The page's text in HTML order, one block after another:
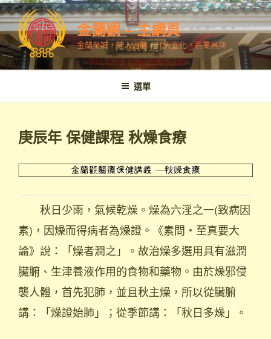
跳
至
內
容
金蘭觀 – 主網頁
金蘭至誠，神人溫馨，代天宣化，百業昌興
選單
庚辰年 保健課程 秋燥食療
秋日少雨，氣候乾燥。燥為六淫之一(致病因
素)，因燥而得病者為燥證。《素問‧至真要大
論》說：「燥者潤之」。故治燥多選用具有滋潤
臟腑、生津養液作用的食物和藥物。由於燥邪侵
襲人體，首先犯肺，並且秋主燥，所以從臟腑
講：「燥證始肺」；從季節講：「秋日多燥」。